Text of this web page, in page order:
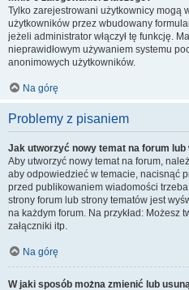
Tylko zarejestrowani użytkownicy mogą
użytkowników przez wbudowany
jeżeli administrator włączył tę funkcję.
nieprawidłowym używaniem systemu
anonimowych użytkowników.
Na górę
Problemy z pisaniem
Jak utworzyć nowy temat na forum lub
Aby utworzyć nowy temat na forum,
aby odpowiedzieć w temacie, nacisnąć
przed publikowaniem wiadomości
strony forum lub strony tematów jest
na każdym forum. Na przykład: Możesz
załączniki itp.
Na górę
W jaki sposób można zmienić lub